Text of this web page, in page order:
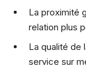
La proximité
relation plus
La qualité de
service sur